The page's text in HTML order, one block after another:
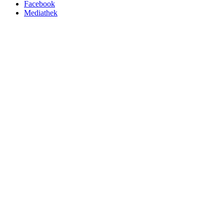
Facebook
Mediathek